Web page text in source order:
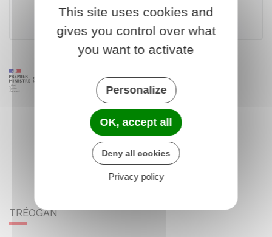
TRÉOGAN
This site uses cookies and
gives you control over what
you want to activate
Personalize
OK, accept all
Deny all cookies
Privacy policy